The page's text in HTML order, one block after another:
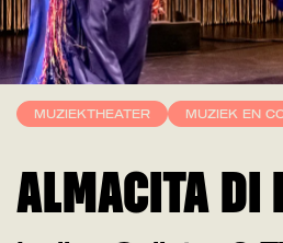
MUZIEKTHEATER MUZIEK EN
ALMACITA DI